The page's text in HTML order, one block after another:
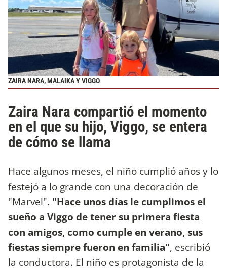
ZAIRA NARA, MALAIKA Y VIGGO
Zaira Nara compartió el momento
en el que su hijo, Viggo, se entera
de cómo se llama
Hace algunos meses, el niño cumplió años y lo
festejó a lo grande con una decoración de
"Marvel". "Hace unos días le cumplimos el
sueño a Viggo de tener su primera fiesta
con amigos, como cumple en verano, sus
fiestas siempre fueron en familia", escribió
la conductora. El niño es protagonista de la